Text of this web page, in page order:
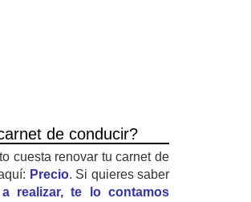
de conducir?
cuesta renovar tu carnet de
Precio. Si quieres saber
realizar, te lo contamos